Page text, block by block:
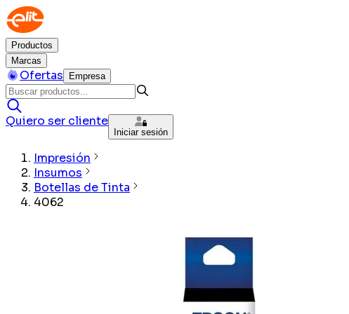
Productos
Marcas
Ofertas Empresa
Quiero ser cliente
Iniciar sesión
Impresión
Insumos
Botellas de Tinta
4062